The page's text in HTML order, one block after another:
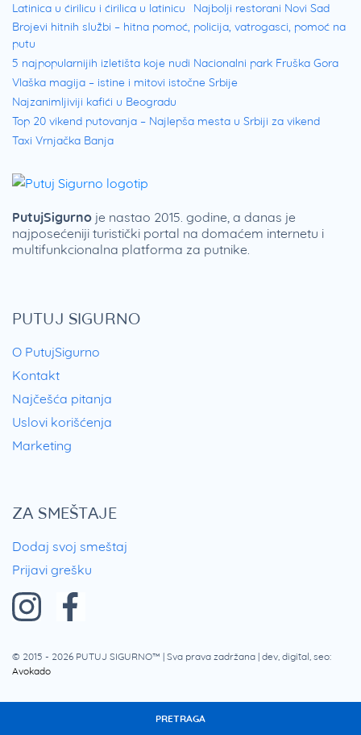
PRETRAGA
Latinica u ćirilicu i ćirilica u latinicu
Najbolji restorani Novi Sad
Brojevi hitnih službi – hitna pomoć, policija, vatrogasci, pomoć na
putu
5 najpopularnijih izletišta koje nudi Nacionalni park Fruška Gora
Vlaška magija – istine i mitovi istočne Srbije
Najzanimljiviji kafići u Beogradu
Top 20 vikend putovanja – Najlepša mesta u Srbiji za vikend
Taxi Vrnjačka Banja
PUTUJ SIGURNO
O PutujSigurno
Kontakt
Najčešća pitanja
Uslovi korišćenja
Marketing
ZA SMEŠTAJE
Dodaj svoj smeštaj
Prijavi grešku
PutujSigurno je nastao 2015. godine, a danas je
najposećeniji turistički portal na domaćem internetu i
multifunkcionalna platforma za putnike.
© 2015 - 2026 PUTUJ SIGURNO™ | Sva prava zadržana | dev, digital, seo:
Avokado